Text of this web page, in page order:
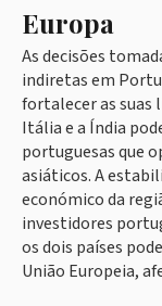
Europa
As decisões
indiretas em
fortalecer as suas
Itália e a Índia
portuguesas que
asiáticos. A
económico da
investidores
os dois países
União Europeia,